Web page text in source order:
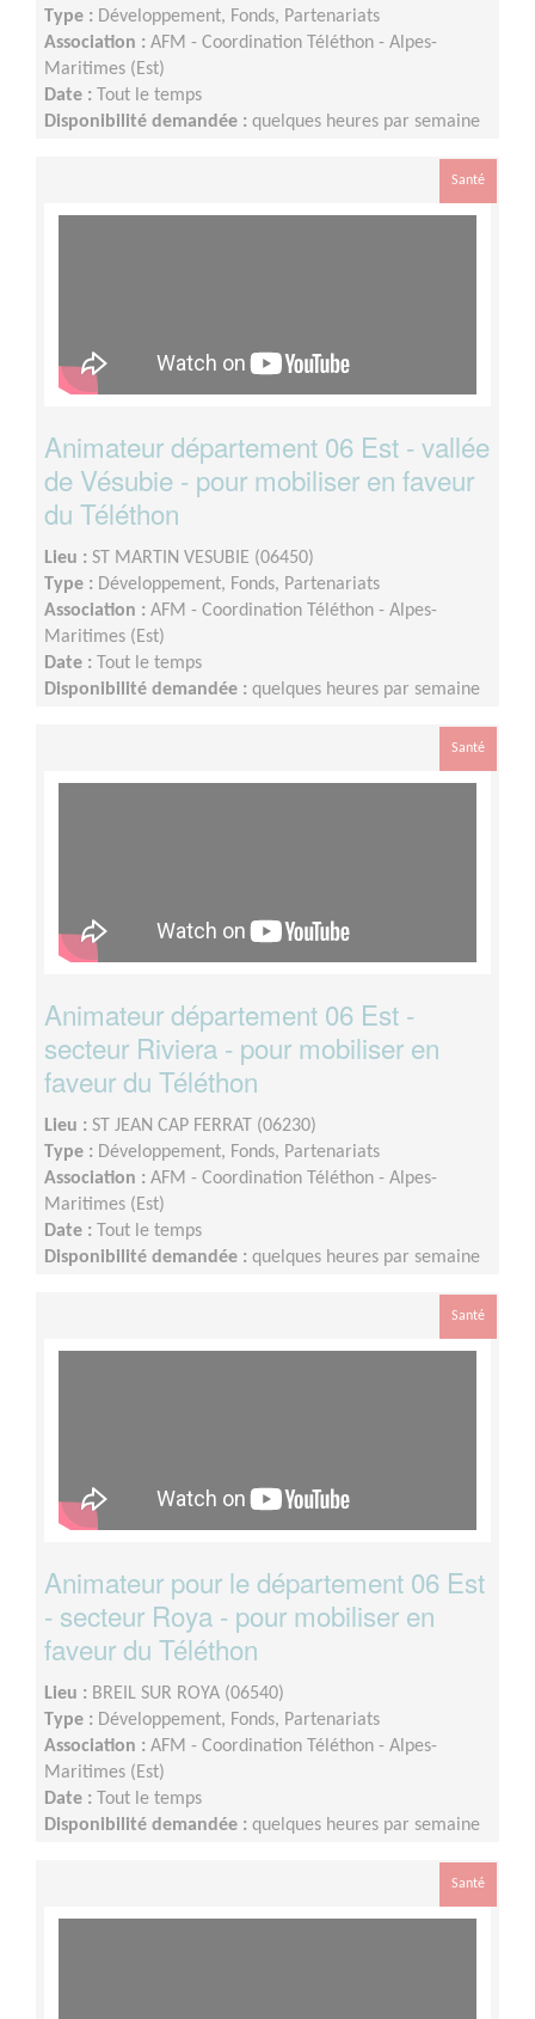
Type : Développement, Fonds, Partenariats
Association : AFM - Coordination Téléthon - Alpes-
Maritimes (Est)
Date :
Tout le temps
Disponibilité demandée : quelques heures par semaine
Santé
Animateur département 06 Est - vallée
de Vésubie - pour mobiliser en faveur
du Téléthon
Lieu : ST MARTIN VESUBIE (06450)
Type : Développement, Fonds, Partenariats
Association : AFM - Coordination Téléthon - Alpes-
Maritimes (Est)
Date :
Tout le temps
Disponibilité demandée : quelques heures par semaine
Santé
Animateur département 06 Est -
secteur Riviera - pour mobiliser en
faveur du Téléthon
Lieu : ST JEAN CAP FERRAT (06230)
Type : Développement, Fonds, Partenariats
Association : AFM - Coordination Téléthon - Alpes-
Maritimes (Est)
Date :
Tout le temps
Disponibilité demandée : quelques heures par semaine
Santé
Animateur pour le département 06 Est
- secteur Roya - pour mobiliser en
faveur du Téléthon
Lieu : BREIL SUR ROYA (06540)
Type : Développement, Fonds, Partenariats
Association : AFM - Coordination Téléthon - Alpes-
Maritimes (Est)
Date :
Tout le temps
Disponibilité demandée : quelques heures par semaine
Santé